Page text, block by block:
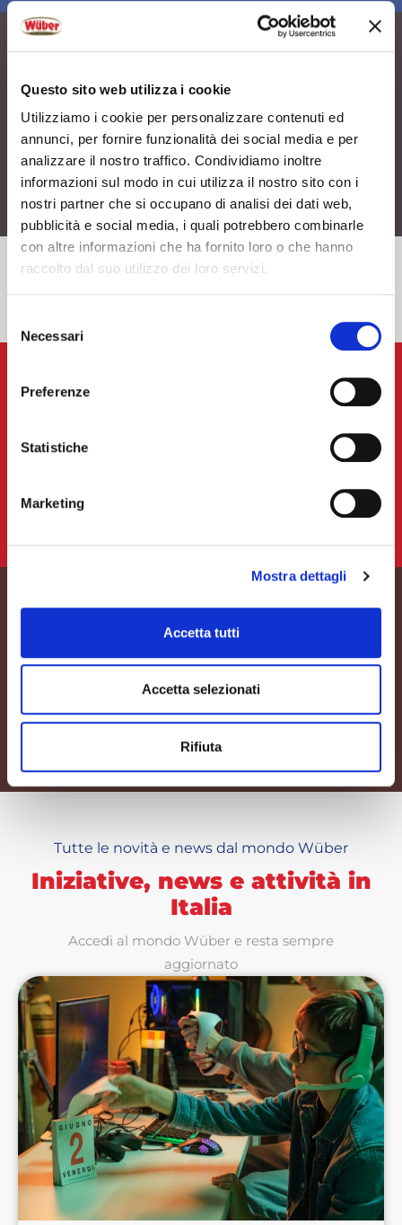
Questo sito web utilizza i cookie
Utilizziamo i cookie per personalizzare contenuti ed
annunci, per fornire funzionalità dei social media e per
analizzare il nostro traffico. Condividiamo inoltre
informazioni sul modo in cui utilizza il nostro sito con i
nostri partner che si occupano di analisi dei dati web,
pubblicità e social media, i quali potrebbero combinarle
con altre informazioni che ha fornito loro o che hanno
raccolto dal suo utilizzo dei loro servizi.
delNecessari
Preferenze
Statistiche
Marketing
Mostra dettagli
Accetta tutti
Accetta selezionati
Rifiuta
Tips per il BBQ
Accedi alle tips
VAI ALLA RICETTA SUCCESSIVA
Ricette per la Grigliata
Ricette selezionate
Video Ricette Wüber
Accedi alle ricette
Tutte le novità e news dal mondo Wüber
Iniziative, news e attività in
Italia
Accedi al mondo Wüber e resta sempre
aggiornato